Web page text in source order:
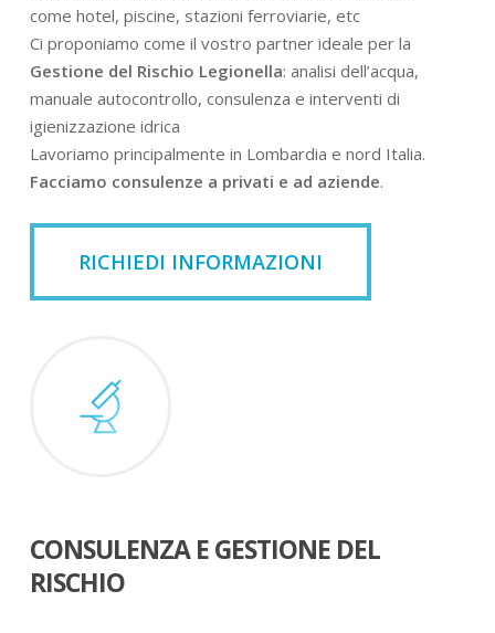
come hotel, piscine, stazioni ferroviarie, etc
Ci proponiamo come il vostro partner ideale per la
Gestione del Rischio Legionella: analisi dell’acqua,
manuale autocontrollo, consulenza e interventi di
igienizzazione idrica
Lavoriamo principalmente in Lombardia e nord Italia.
Facciamo consulenze a privati e ad aziende.
RICHIEDI INFORMAZIONI
CONSULENZA E GESTIONE DEL
RISCHIO